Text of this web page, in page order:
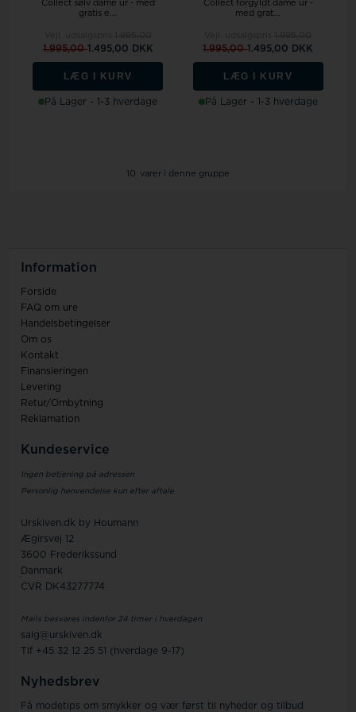
Collect sølv dame ur - med
gratis e...
1.995,001.495,00 DKK
LÆG I KURV
På Lager - 1-3 hverdage
Collect forgyldt dame ur -
med grat...
1.995,001.495,00 DKK
LÆG I KURV
På Lager - 1-3 hverdage
10 varer i denne gruppe
Information
Forside
FAQ om ure
Handelsbetingelser
Om os
Kontakt
Finansieringen
Levering
Retur/Ombytning
Reklamation
Kundeservice
Ingen betjening på adressen
Personlig henvendelse kun efter aftale
Urskiven.dk by Houmann
Ægirsvej 12
3600 Frederikssund
Danmark
CVR DK43277774
Mails besvares indenfor 24 timer i hverdagen
salg@urskiven.dk
Tlf +45 32 12 25 51 (hverdage 9-17)
Nyhedsbrev
Få modetips om smykker og vær først til nyheder og tilbud